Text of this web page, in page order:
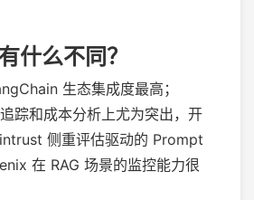
什么不同？
生态集成度最高；
踪和成本分析上尤为突出，开
侧重评估驱动的 Prompt
在 RAG 场景的监控能力很